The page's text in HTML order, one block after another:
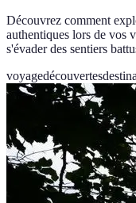
Découvrez comment
authentiques lors de vos
s'évader des sentiers
voyagedécouvertes